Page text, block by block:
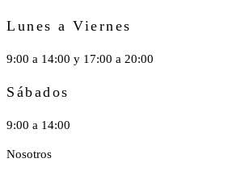
Lunes a Viernes
9:00 a 14:00 y 17:00 a 20:00
Sábados
9:00 a 14:00
Nosotros